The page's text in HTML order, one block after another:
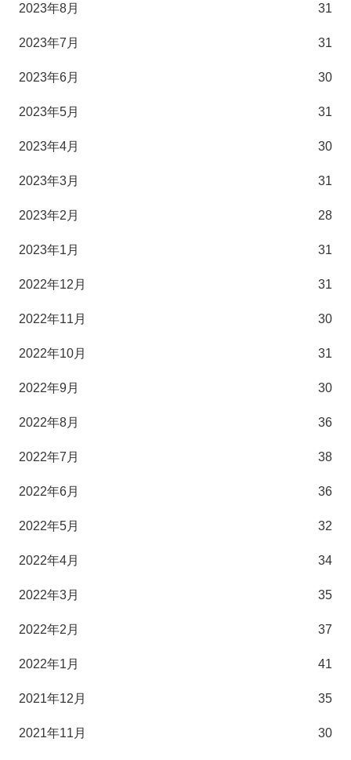
2023年8月 31
2023年7月 31
2023年6月 30
2023年5月 31
2023年4月 30
2023年3月 31
2023年2月 28
2023年1月 31
2022年12月 31
2022年11月 30
2022年10月 31
2022年9月 30
2022年8月 36
2022年7月 38
2022年6月 36
2022年5月 32
2022年4月 34
2022年3月 35
2022年2月 37
2022年1月 41
2021年12月 35
2021年11月 30